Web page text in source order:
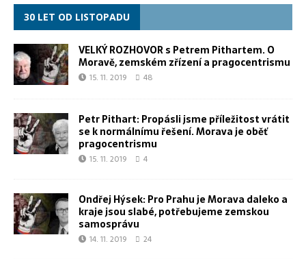
30 LET OD LISTOPADU
VELKÝ ROZHOVOR s Petrem Pithartem. O
Moravě, zemském zřízení a pragocentrismu
15. 11. 2019 48
Petr Pithart: Propásli jsme příležitost vrátit
se k normálnímu řešení. Morava je oběť
pragocentrismu
15. 11. 2019 4
Ondřej Hýsek: Pro Prahu je Morava daleko a
kraje jsou slabé, potřebujeme zemskou
samosprávu
14. 11. 2019 24